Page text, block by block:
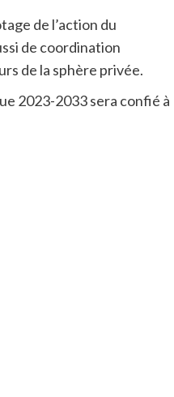
de l’action du
de coordination
de la sphère privée.
2023-2033 sera confié à